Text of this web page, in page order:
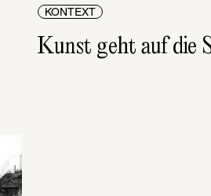
KONTEXT
Kunst geht auf die